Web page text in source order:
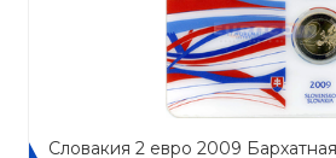
Словакия 2 евро 2009